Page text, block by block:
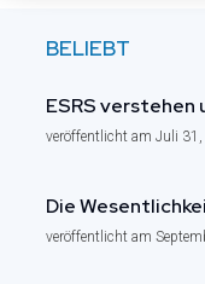
BELIEBT
ESRS verstehen
veröffentlicht am Juli
Die
veröffentlicht am